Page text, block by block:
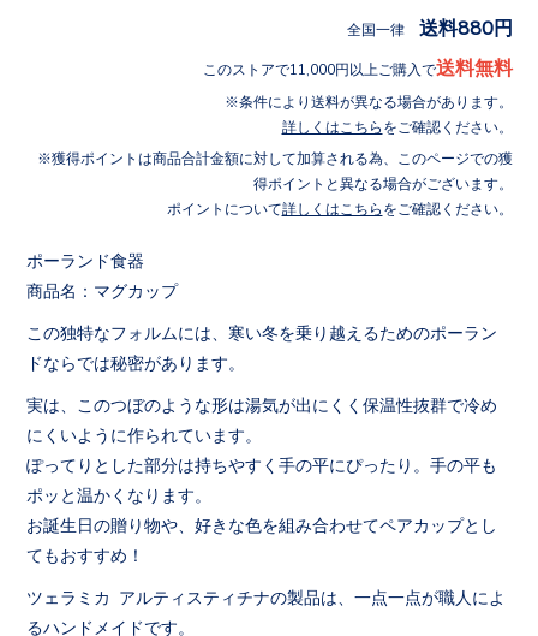
全国一律 送料880円
このストアで11,000円以上ご購入で送料無料
条件により送料が異なる場合があります。
詳しくはこちら をご確認ください。
獲得ポイントは商品合計金額に対して加算される為、このページでの獲
得ポイントと異なる場合がございます。
ポイントについて詳しくはこちら をご確認ください。
ポーランド食器
商品名：マグカップ
この独特なフォルムには、寒い冬を乗り越えるためのポーラン
ドならでは秘密があります。
実は、このつぼのような形は湯気が出にくく保温性抜群で冷め
にくいように作られています。
ぽってりとした部分は持ちやすく手の平にぴったり。手の平も
ポッと温かくなります。
お誕生日の贈り物や、好きな色を組み合わせてペアカップとし
てもおすすめ！
ツェラミカ アルティスティチナの製品は、一点一点が職人によ
るハンドメイドです。